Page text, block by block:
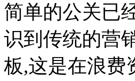
简单的公关已
识到传统的营
板,这是在浪费